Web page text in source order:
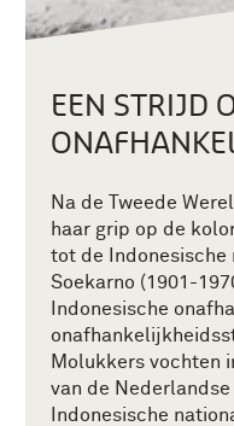
EEN STRIJD
Na de Tweede
haar grip op de
tot de Indonesische
Soekarno (1901-
Indonesische
Molukkers vochten
van de
Indonesische